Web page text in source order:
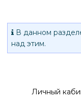
В данном
над этим.
Личный